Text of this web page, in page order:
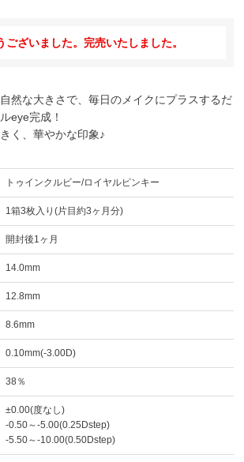
ございました。完売いたしました。
然な大きさで、毎日のメイクにプラスするだ
eye完成！
く、華やかな印象♪
トゥインクルビー/ロイヤルピンキー
1箱3枚入り(片目約3ヶ月分)
開封後1ヶ月
14.0mm
12.8mm
8.6mm
0.10mm(-3.00D)
38％
±0.00(度なし)
-0.50～-5.00(0.25Dstep)
-5.50～-10.00(0.50Dstep)